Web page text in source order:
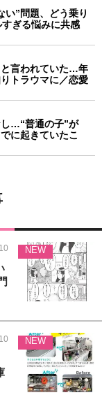
い”問題、どう乗り
ぎる悩みに共感
言われていた…年
トラウマに／恋愛
…“普通の子”が
に起きていたこ
NEW
NEW